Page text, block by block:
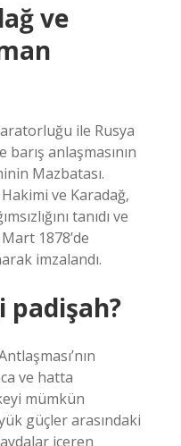
ve
ile Rusya
anlaşmasının
Mazbatası.
ve Karadağ,
tanıdı ve
1878’de
imzalandı.
padişah?
ve hatta
mümkün
güçler arasındaki
içeren